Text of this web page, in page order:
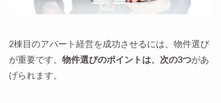
2棟目のアパート経営を成功させるには、物件選び
が重要です。 物件選びのポイントは、次の3つがあ
げられます。